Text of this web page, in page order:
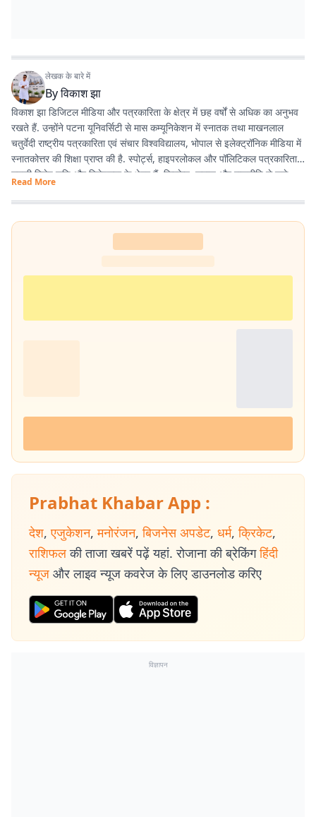
लेखक के बारे में
Byविकाश झा
विकाश झा डिजिटल मीडिया और पत्रकारिता के क्षेत्र में छह वर्षों से अधिक का अनुभव
रखते हैं. उन्होंने पटना यूनिवर्सिटी से मास कम्यूनिकेशन में स्नातक तथा माखनलाल
चतुर्वेदी राष्ट्रीय पत्रकारिता एवं संचार विश्वविद्यालय, भोपाल से इलेक्ट्रॉनिक मीडिया में
स्नातकोत्तर की शिक्षा प्राप्त की है. स्पोर्ट्स, हाइपरलोकल और पॉलिटिकल पत्रकारिता
उनकी विशेष रुचि और विशेषज्ञता के क्षेत्र हैं. क्रिकेट, समाज और राजनीति से जुड़े
विषयों पर उनकी विशेष पकड़ है. वे तथ्य आधारित, प्रभावशाली और पाठक-केंद्रित
कंटेंट तैयार करने में रुचि रखते हैं.
Read More
Prabhat Khabar App :
देश, एजुकेशन, मनोरंजन, बिजनेस अपडेट, धर्म, क्रिकेट,
राशिफल की ताजा खबरें पढ़ें यहां. रोजाना की ब्रेकिंग हिंदी
न्यूज और लाइव न्यूज कवरेज के लिए डाउनलोड करिए
विज्ञापन